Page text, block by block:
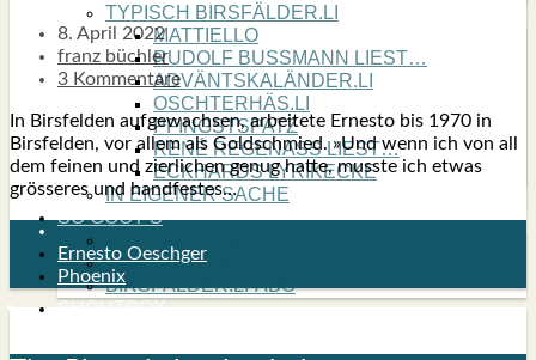
TYPISCH BIRSFÄLDER.LI
MATTIELLO
RUDOLF BUSS­MANN LIEST…
ADVÄNTSKALÄNDER.LI
OSCHTERHÄS.LI
PFINGST­SPATZ
RENÉ REGEN­ASS LIEST…
ECK­HARDS LYRIK­ECKE
IN EIGE­NER SACHE
SO GOOT’S
DO-IT-YOUR­S­ELF
BIRSFÄLDER.LI-ABO
SHOUT­BOX
8. April 2022
franz büchler
3 Kommentare
In Birs­fel­den auf­ge­wach­sen, arbei­te­te Ernes­to bis 1970 in
Birs­fel­den, vor allem als Gold­schmied. »Und wenn ich von all
dem fei­nen und zier­li­chen genug hat­te, muss­te ich etwas
grös­se­res und hand­fes­tes…
Ernesto Oeschger
Phoenix